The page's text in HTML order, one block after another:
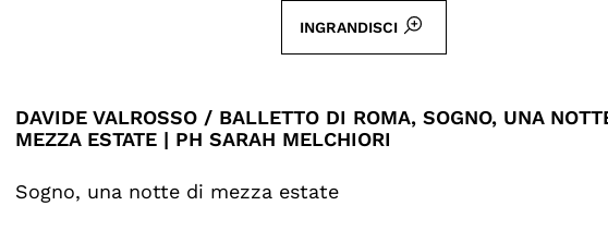
INGRANDISCI
DAVIDE VALROSSO / BALLETTO DI ROMA, SOGNO, UNA
MEZZA ESTATE | PH SARAH MELCHIORI
Sogno, una notte di mezza estate